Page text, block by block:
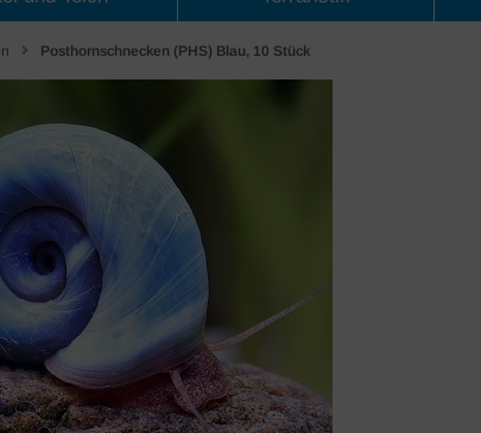
Posthornschnecken (PHS) Blau, 10 Stück